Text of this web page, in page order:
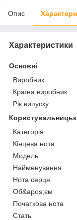
Опис
Характеристики
Основні
Виробник
Країна виробник
Рік випуску
Категорія
Кінцева нота
Мoдель
Найменування
Нота серця
Об&apos;єм
Початкова нота
Стать